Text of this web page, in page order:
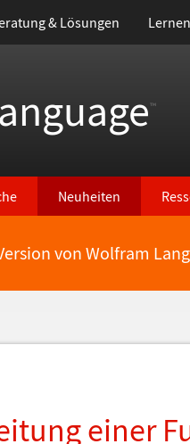
& Lösungen
™
Neuheiten
von Wolfram
einer